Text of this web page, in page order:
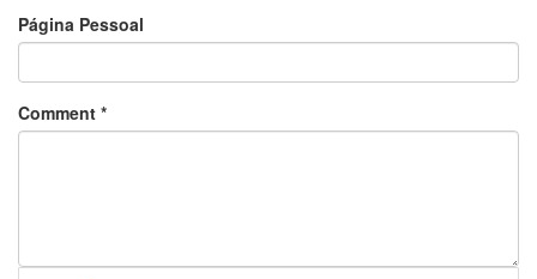
Página Pessoal
Comment *